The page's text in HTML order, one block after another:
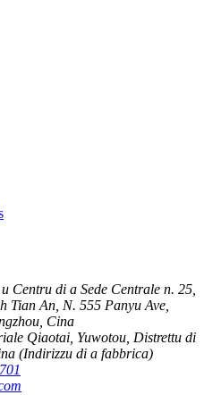
Centru di a Sede Centrale n. 25,
Tian An, N. 555 Panyu Ave,
Cina
Qiaotai, Yuwotou, Distrettu di
(Indirizzu di a fabbrica)